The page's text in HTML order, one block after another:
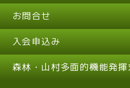
お問合せ
入会申込み
森林・山村多面的機能発